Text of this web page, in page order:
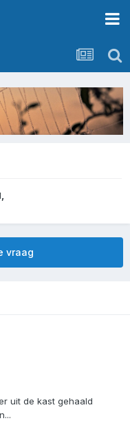
vraag
uit de kast gehaald